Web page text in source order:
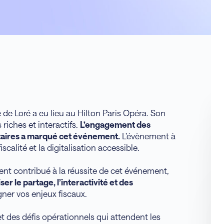
Loré a eu lieu au Hilton Paris Opéra. Son
riches et interactifs. L’engagement des
a marqué cet événement.L’évènement à
et la digitalisation accessible.
contribué à la réussite de cet événement,
le partage, l’interactivité et des
vos enjeux fiscaux.
des défis opérationnels qui attendent les